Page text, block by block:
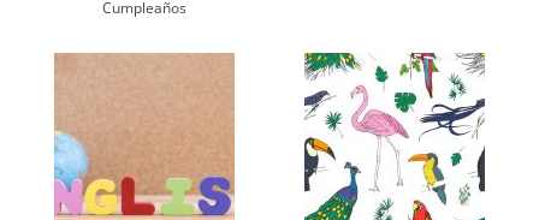
Cumpleaños